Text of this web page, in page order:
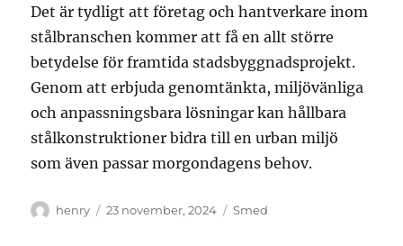
Det är tydligt att företag och hantverkare inom
stålbranschen kommer att få en allt större
betydelse för framtida stadsbyggnadsprojekt.
Genom att erbjuda genomtänkta, miljövänliga
och anpassningsbara lösningar kan hållbara
stålkonstruktioner bidra till en urban miljö
som även passar morgondagens behov.
Författare
henry
Publicerat
23 november, 2024 Kategorier
Smed